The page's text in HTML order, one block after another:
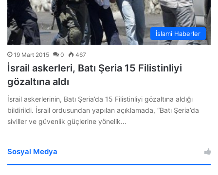
İslami Haberler
19 Mart 2015 0 467
İsrail askerleri, Batı Şeria 15 Filistinliyi
gözaltına aldı
İsrail askerlerinin, Batı Şeria’da 15 Filistinliyi gözaltına aldığı
bildirildi. İsrail ordusundan yapılan açıklamada, “Batı Şeria’da
siviller ve güvenlik güçlerine yönelik…
Sosyal Medya